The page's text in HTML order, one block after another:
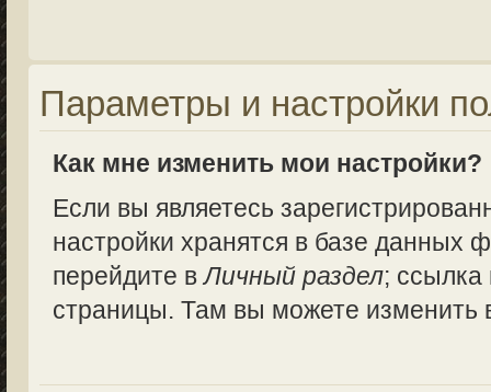
Параметры и настройки
Как мне изменить мои настройки?
Если вы являетесь
настройки хранятся в базе данных
перейдите вЛичный раздел; ссылка
страницы. Там вы можете изменить